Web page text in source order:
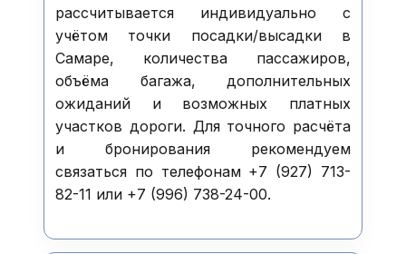
рассчитывается индивидуально с
учётом точки посадки/высадки в
Самаре, количества пассажиров,
объёма багажа, дополнительных
ожиданий и возможных платных
участков дороги. Для точного расчёта
и бронирования рекомендуем
связаться по телефонам +7 (927) 713-
82-11 или +7 (996) 738-24-00.